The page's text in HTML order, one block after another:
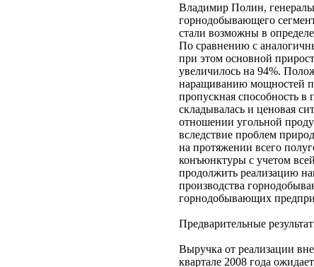
Владимир Полин,
горнодобывающего
стали возможны в
По сравнению с
при этом основной
увеличилось на 94%.
наращиванию мощностей
пропускная способность
складывалась и ценовая
отношении угольной
вследствие проблем
на протяжении всего
конъюнктуры с учетом
продолжить реализацию
производства
горнодобывающих
Предварительные
Выручка от реализации
квартале 2008 года